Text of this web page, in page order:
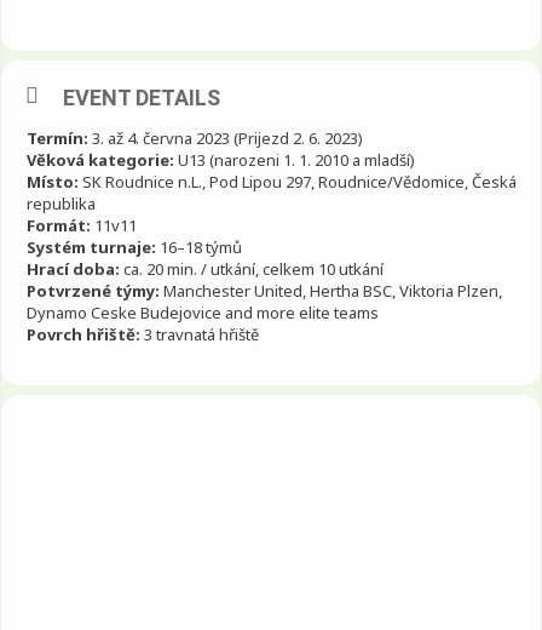
Kontakt
Registrovat se
Login
EVENT DETAILS
Termín: 3. až 4. června 2023 (Prijezd 2. 6. 2023)
Věková kategorie: U13 (narozeni 1. 1. 2010 a mladší)
Místo: SK Roudnice n.L., Pod Lipou 297, Roudnice/Vědomice, Česká
republika
Formát: 11v11
Systém turnaje: 16–18 týmů
Hrací doba: ca. 20 min. / utkání, celkem 10 utkání
Potvrzené týmy: Manchester United,Hertha BSC,Viktoria Plzen,
Dynamo Ceske Budejovice and more elite teams
Povrch hřiště: 3 travnatá hřiště